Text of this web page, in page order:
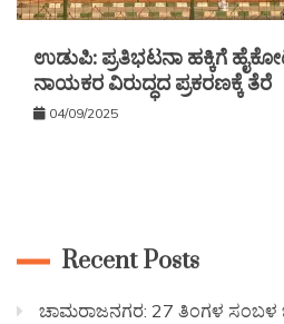
ಉಡುಪಿ: ಪ್ರತಿಭಟನಾ ಹಕ್ಕಿಗೆ
ನಾಯಕರ ವಿರುದ್ಧದ ಪ್ರಕರಣಕ್ಕೆ ತೆರೆ
04/09/2025
Recent Posts
ಚಾಮರಾಜನಗರ: 27 ತಿಂಗಳ ಸಂಬಳ